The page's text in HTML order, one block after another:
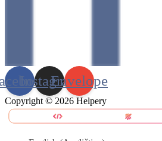
InstagramEnvelope
Copyright © 2026 Helpery